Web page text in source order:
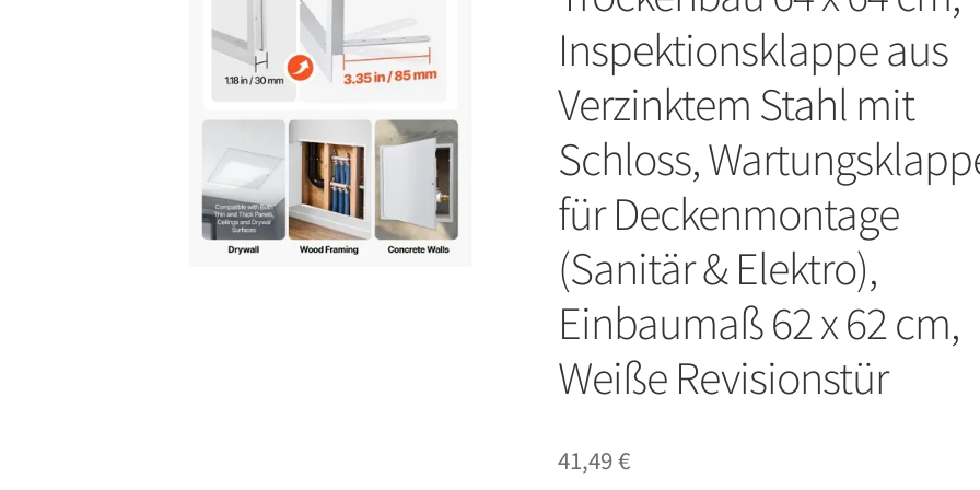
Inspektionsklappe aus
Verzinktem Stahl mit
Schloss,
für Deckenmontage
(Sanitär & Elektro),
Einbaumaß 62 x 62 cm,
Weiße Revisionstür
41,49€